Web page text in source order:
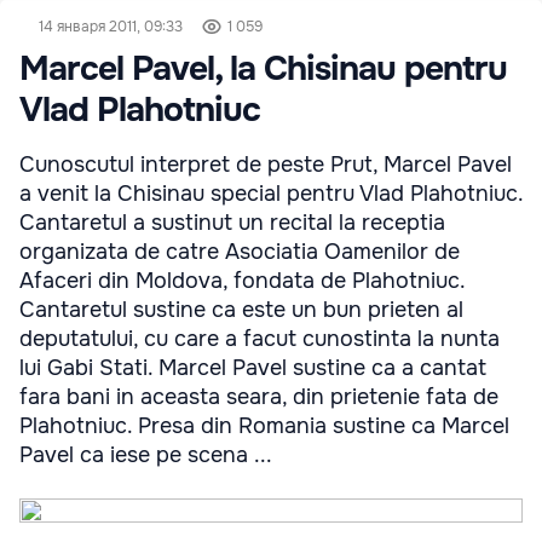
14 января 2011, 09:33 1 059
Marcel Pavel, la Chisinau pentru
Vlad Plahotniuc
Cunoscutul interpret de peste Prut, Marcel Pavel
a venit la Chisinau special pentru Vlad Plahotniuc.
Cantaretul a sustinut un recital la receptia
organizata de catre Asociatia Oamenilor de
Afaceri din Moldova, fondata de Plahotniuc.
Cantaretul sustine ca este un bun prieten al
deputatului, cu care a facut cunostinta la nunta
lui Gabi Stati. Marcel Pavel sustine ca a cantat
fara bani in aceasta seara, din prietenie fata de
Plahotniuc. Presa din Romania sustine ca Marcel
Pavel ca iese pe scena ...